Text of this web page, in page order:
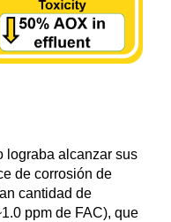
lograba alcanzar sus
de corrosión de
cantidad de
ppm de FAC), que